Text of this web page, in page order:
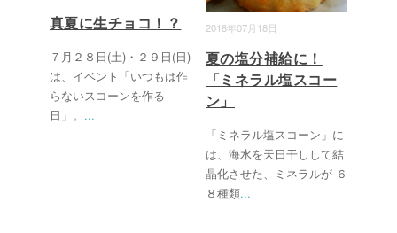
真夏に生チョコ！？
７月２８日(土)・２９日(日)
は、イベント「いつもは作
らないスコーンを作る
日」。 ...
2018年07月18日
夏の塩分補給に！
「ミネラル塩スコー
ン」
「ミネラル塩スコーン」に
は、海水を天日干しして結
晶化させた、ミネラルが ６
８種類...